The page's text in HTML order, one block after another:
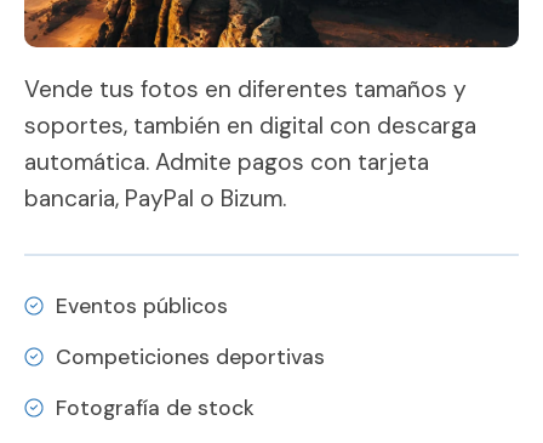
Vende tus fotos en diferentes tamaños y
soportes, también en digital con descarga
automática. Admite pagos con tarjeta
bancaria, PayPal o Bizum.
Eventos públicos
Competiciones deportivas
Fotografía de stock